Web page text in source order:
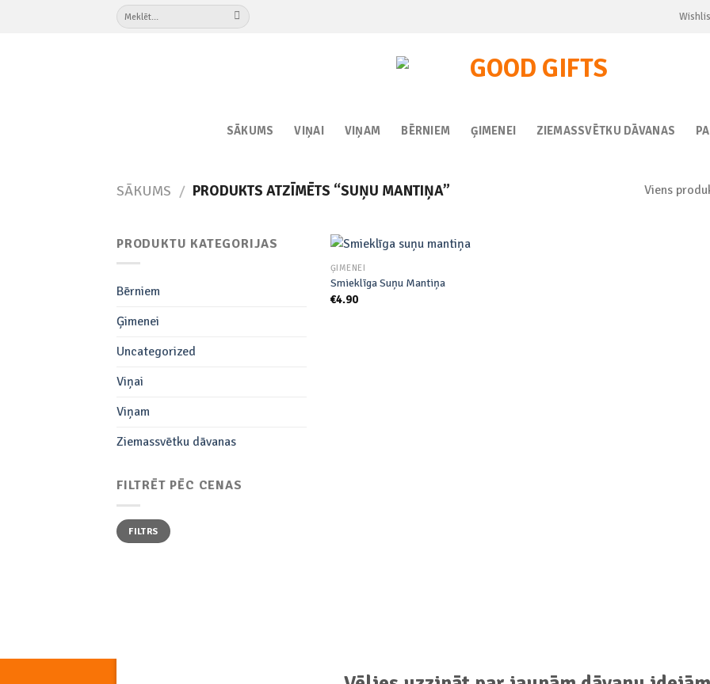
Meklēt:
SĀKUMS VIŅAI VIŅAM BĒRNIEM ĢIMENEI ZIEMASSVĒTKU DĀVANAS
SĀKUMS / PRODUKTS ATZĪMĒTS “SUŅU MANTIŅA” Viens
PRODUKTU KATEGORIJAS
Bērniem
Ģimenei
Uncategorized
Viņai
Viņam
Ziemassvētku dāvanas
FILTRĒT PĒC CENAS
Min.
cena
Maks.
cenaFILTRS
ĢIMENEI
Smieklīga Suņu Mantiņa
€4.90